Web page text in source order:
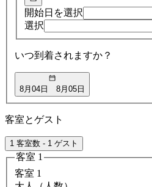
検
索
開始日を選択
選択
いつ到着されますか？
8月04日 8月05日
客室とゲスト
1 客室数 - 1 ゲスト
客室 1
客室 1